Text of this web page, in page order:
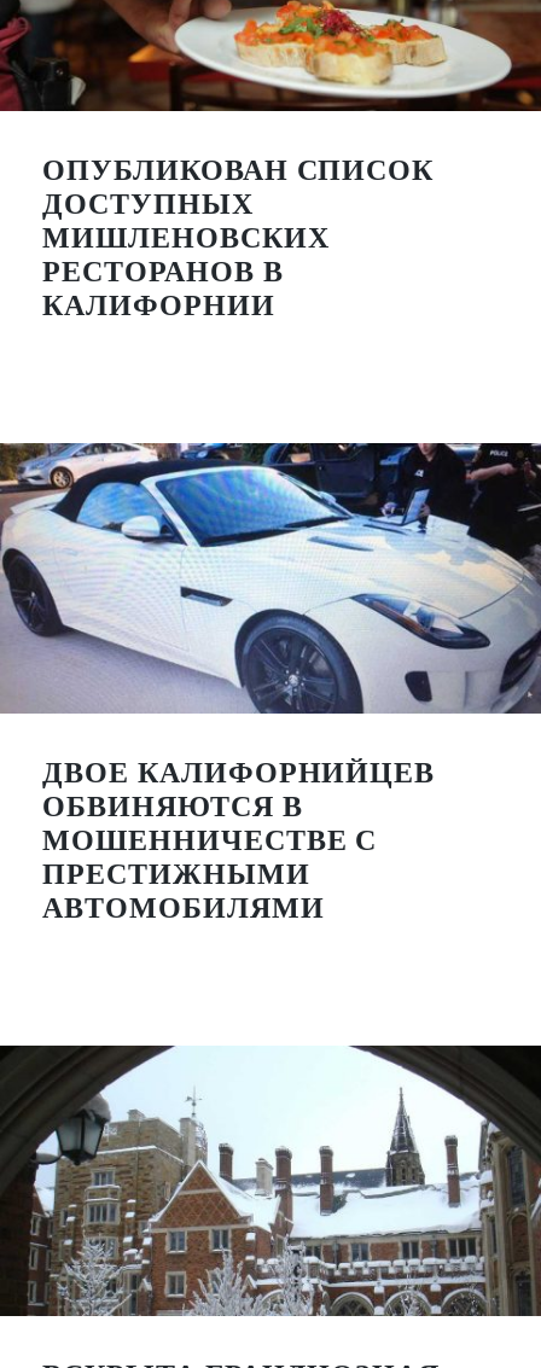
ОПУБЛИКОВАН СПИСОК
ДОСТУПНЫХ
МИШЛЕНОВСКИХ
РЕСТОРАНОВ В
КАЛИФОРНИИ
ДВОЕ КАЛИФОРНИЙЦЕВ
ОБВИНЯЮТСЯ В
МОШЕННИЧЕСТВЕ С
ПРЕСТИЖНЫМИ
АВТОМОБИЛЯМИ